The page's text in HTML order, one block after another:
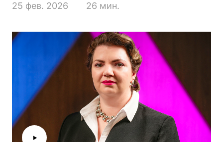
25 фев. 2026 26 мин.